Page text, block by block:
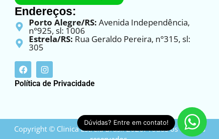
Endereços:
Porto Alegre/RS: Avenida Independência,
n°925, sl: 1006
Estrela/RS: Rua Geraldo Pereira, n°315, sl:
305
Política de Privacidade
Copyright © Clinica Estrela Brasil 2026. Todos os direitos
Dúvidas? Entre em contato!